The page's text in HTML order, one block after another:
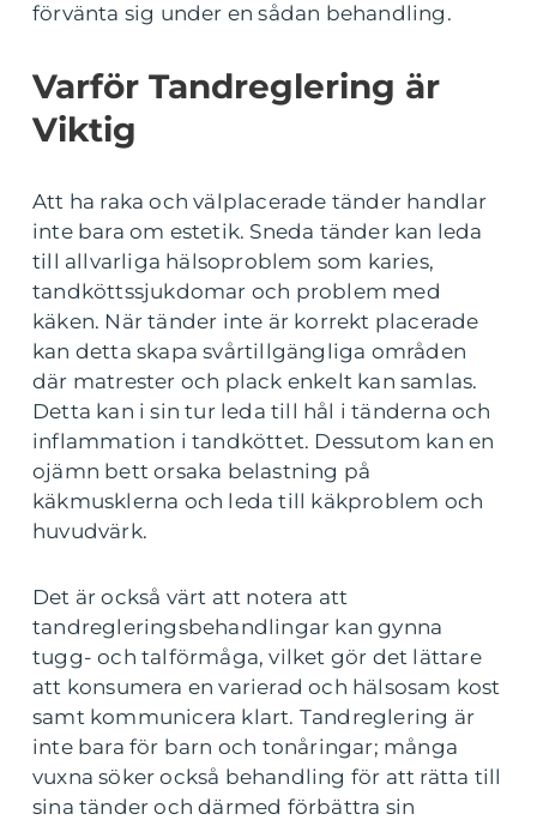
förvänta sig under en sådan behandling.
Varför Tandreglering är
Viktig
Att ha raka och välplacerade tänder handlar
inte bara om estetik. Sneda tänder kan leda
till allvarliga hälsoproblem som karies,
tandköttssjukdomar och problem med
käken. När tänder inte är korrekt placerade
kan detta skapa svårtillgängliga områden
där matrester och plack enkelt kan samlas.
Detta kan i sin tur leda till hål i tänderna och
inflammation i tandköttet. Dessutom kan en
ojämn bett orsaka belastning på
käkmusklerna och leda till käkproblem och
huvudvärk.
Det är också värt att notera att
tandregleringsbehandlingar kan gynna
tugg- och talförmåga, vilket gör det lättare
att konsumera en varierad och hälsosam kost
samt kommunicera klart. Tandreglering är
inte bara för barn och tonåringar; många
vuxna söker också behandling för att rätta till
sina tänder och därmed förbättra sin